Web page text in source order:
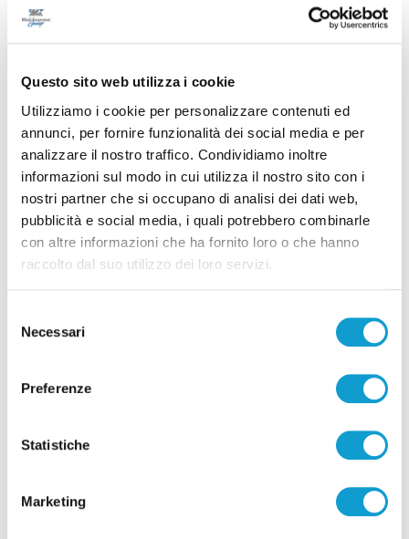
Questo sito web utilizza i cookie
Utilizziamo i cookie per personalizzare contenuti ed
annunci, per fornire funzionalità dei social media e per
analizzare il nostro traffico. Condividiamo inoltre
informazioni sul modo in cui utilizza il nostro sito con i
nostri partner che si occupano di analisi dei dati web,
pubblicità e social media, i quali potrebbero combinarle
con altre informazioni che ha fornito loro o che hanno
raccolto dal suo utilizzo dei loro servizi.
delNecessari
Preferenze
Statistiche
Marketing
Successivo
U. Brescia-Ascoli 1-1, capitan Curado: "Al Del Duca sarà
Tutti gli articoli